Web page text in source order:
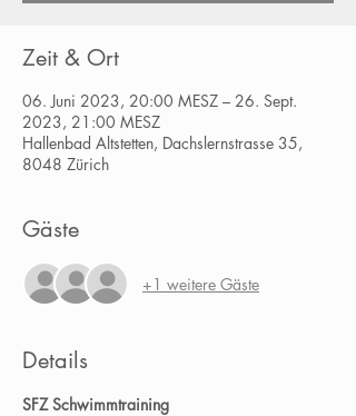
Zeit & Ort
06. Juni 2023, 20:00 MESZ – 26. Sept.
2023, 21:00 MESZ
Hallenbad Altstetten, Dachslernstrasse 35,
8048 Zürich
Gäste
+1 weitere Gäste
Details
SFZ Schwimmtraining